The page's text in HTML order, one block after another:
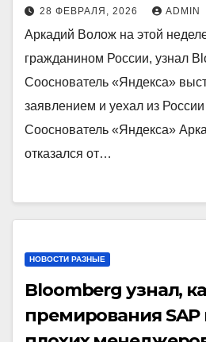
28 ФЕВРАЛЯ, 2026 ADMIN
Аркадий Волож на этой
гражданином России, узнал
Сооснователь «Яндекса»
заявлением и уехал из России
Сооснователь «Яндекса»
отказался от…
НОВОСТИ РАЗНЫЕ
Bloomberg узнал,
премирования SAP